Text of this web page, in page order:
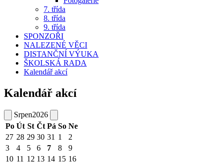
7. třída
8. třída
9. třída
SPONZOŘI
NALEZENÉ VĚCI
DISTANČNÍ VÝUKA
ŠKOLSKÁ RADA
Kalendář akcí
Kalendář akcí
Srpen2026
Po Út St Čt Pá So Ne
27 28 29 30 31 1
2
3
4 5 6 7 8
9
10 11 12 13 14 15 16